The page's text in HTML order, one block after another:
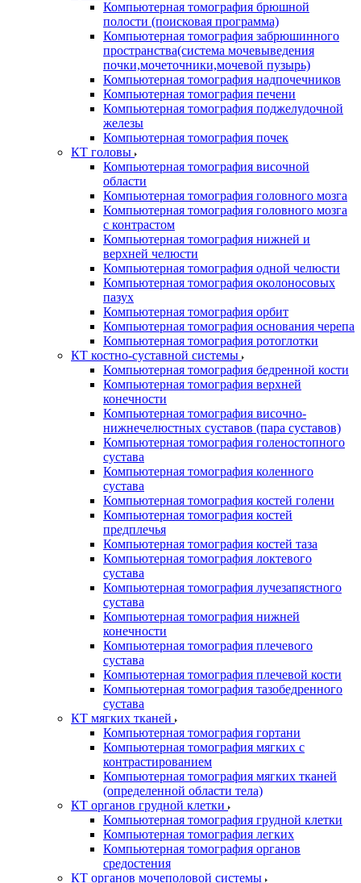
Компьютерная томография брюшной
полости (поисковая программа)
Компьютерная томография забрюшинного
пространства(система мочевыведения
почки,мочеточники,мочевой пузырь)
Компьютерная томография надпочечников
Компьютерная томография печени
Компьютерная томография поджелудочной
железы
Компьютерная томография почек
КТ головы
Компьютерная томография височной
области
Компьютерная томография головного мозга
Компьютерная томография головного мозга
с контрастом
Компьютерная томография нижней и
верхней челюсти
Компьютерная томография одной челюсти
Компьютерная томография околоносовых
пазух
Компьютерная томография орбит
Компьютерная томография основания черепа
Компьютерная томография ротоглотки
КТ костно-суставной системы
Компьютерная томография бедренной кости
Компьютерная томография верхней
конечности
Компьютерная томография височно-
нижнечелюстных суставов (пара суставов)
Компьютерная томография голеностопного
сустава
Компьютерная томография коленного
сустава
Компьютерная томография костей голени
Компьютерная томография костей
предплечья
Компьютерная томография костей таза
Компьютерная томография локтевого
сустава
Компьютерная томография лучезапястного
сустава
Компьютерная томография нижней
конечности
Компьютерная томография плечевого
сустава
Компьютерная томография плечевой кости
Компьютерная томография тазобедренного
сустава
КТ мягких тканей
Компьютерная томография гортани
Компьютерная томография мягких с
контрастированием
Компьютерная томография мягких тканей
(определенной области тела)
КТ органов грудной клетки
Компьютерная томография грудной клетки
Компьютерная томография легких
Компьютерная томография органов
средостения
КТ органов мочеполовой системы